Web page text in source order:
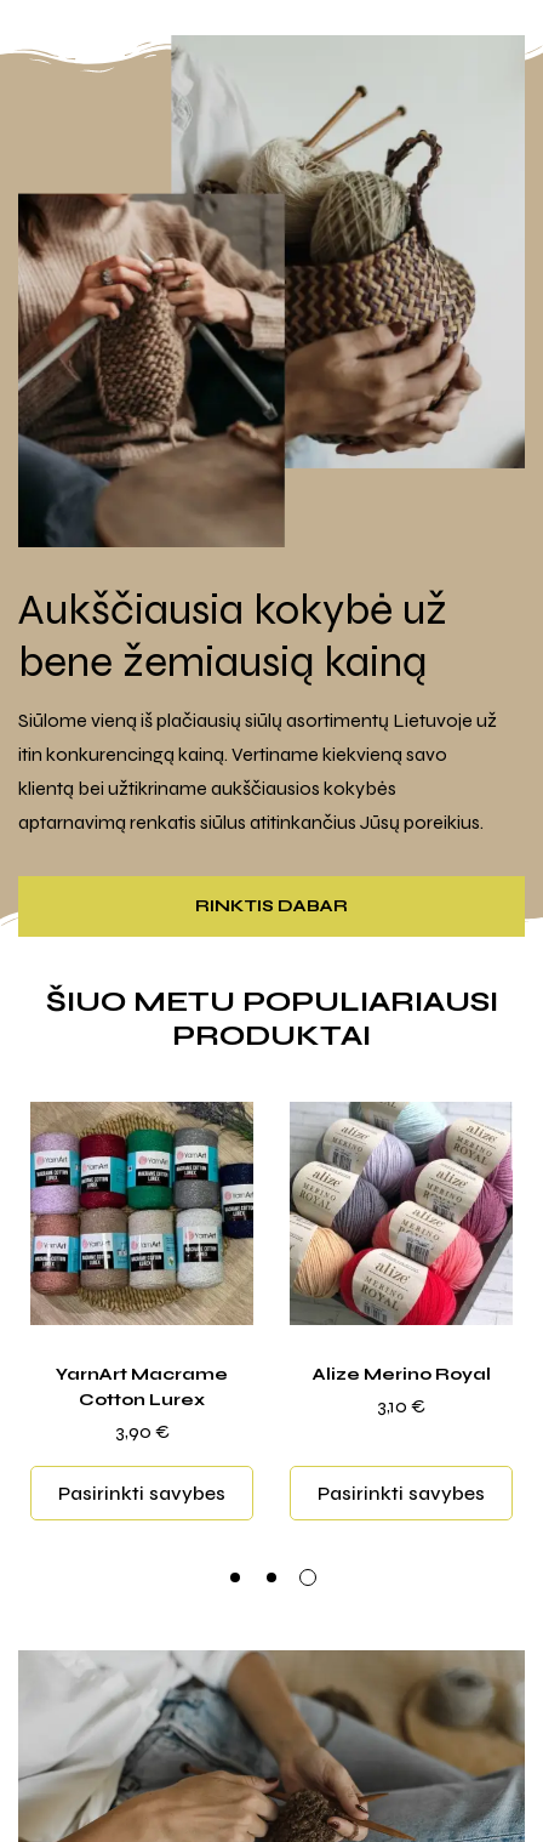
Aukščiausia kokybė už
bene žemiausią kainą
Siūlome vieną iš plačiausių siūlų asortimentų Lietuvoje už
itin konkurencingą kainą. Vertiname kiekvieną savo
klientą bei užtikriname aukščiausios kokybės
aptarnavimą renkatis siūlus atitinkančius Jūsų poreikius.
RINKTIS DABAR
ŠIUO METU POPULIARIAUSI
PRODUKTAI
Alize Merino Royal
3,10€
Pasirinkti savybes
AKCIJA !
Alize Puffy (5 vnt)
10,00€– 11,50
Pasirinkti savybes